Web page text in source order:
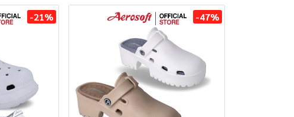
-21% -47%